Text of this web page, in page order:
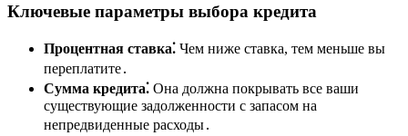
Ключевые параметры выбора кредита
Процентная ставка⁚ Чем ниже ставка, тем меньше вы
переплатите․
Сумма кредита⁚ Она должна покрывать все ваши
существующие задолженности с запасом на
непредвиденные расходы․